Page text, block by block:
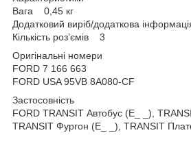
Вага 0,45 кг
Додатковий виріб/додаткова
Кількість роз’ємів 3
Оригінальні номери
FORD 7 166 663
FORD USA 95VB 8A080-CF
Застосовність
FORD TRANSIT Автобус (E_ _),
TRANSIT Фургон (E_ _), TRANSIT